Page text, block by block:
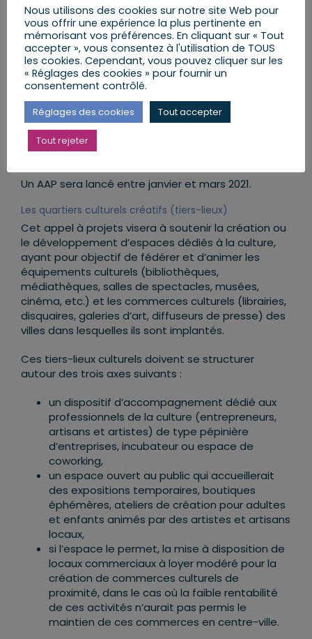
d’alimentation, la préparation et la distribution de
repas ou encore l’organisation de cuisines
partagées.
Tous les acteurs (associations, magasins de
producteurs, groupements d’achat ou de
start-ups de l’économie sociale et solidaire …)
engagés dans le développement de l’accès à des
produits locaux pour les citoyens les plus modestes
et isolés seront éligibles.
Un AAP sera lancé entre janvier et mars 2021.
Les quartiers culturels créatifs (tiers-lieux)
Cet appel à projets visera à soutenir la création ou
le développement d’espaces dédiés à la culture,
ayant pour objectif de fédérer et d’animer les
équipements culturels (bibliothèques,
médiathèques, salles de spectacles, musées,
cinéma, etc.) et les commerces culturels (librairies,
disquaires, galeries d’art, diffuseurs de presse) des
villes dans lesquelles ils sont implantés.
Ces tiers-lieux culturels doivent se structurer
autour des trois axes suivants :
un dispositif d’accompagnement dédié aux
professionnels de la culture (entrepreneurs,
artisans et artistes) de type pépinière
d’entreprises, incubateur ou espace de
coworking,
un espace ouvert au public qui accueillerait
des expositions temporaires, boutiques
éphémères, ateliers de création pour adultes
et enfants animés par des artistes et artisans
locaux,
si l’espace le permet, la mise à disposition de
locaux commerciaux à loyer modéré pour la
création de commerces culturels de
proximité, dans le cas où la faible rentabilité
de ces activités n’aurait pas permis le
maintien de ces commerces en centre-ville.
Nous utilisons des cookies sur notre site Web pour
vous offrir une expérience la plus pertinente en
mémorisant vos préférences. En cliquant sur « Tout
accepter », vous consentez à l'utilisation de TOUS
les cookies. Cependant, vous pouvez cliquer sur les
« Réglages des cookies » pour fournir un
consentement contrôlé.
Réglages des cookies Tout accepter
Tout rejeter